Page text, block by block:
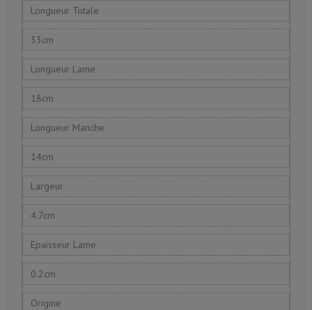
Longueur Totale
33cm
Longueur Lame
18cm
Longueur Manche
14cm
Largeur
4.7cm
Epaisseur Lame
0.2cm
Origine